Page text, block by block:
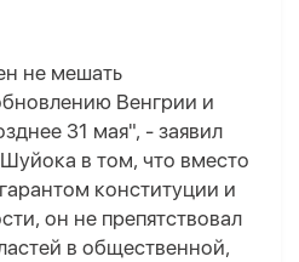
не мешать
Венгрии и
31 мая", - заявил
в том, что вместо
конституции и
он не препятствовал
в общественной,